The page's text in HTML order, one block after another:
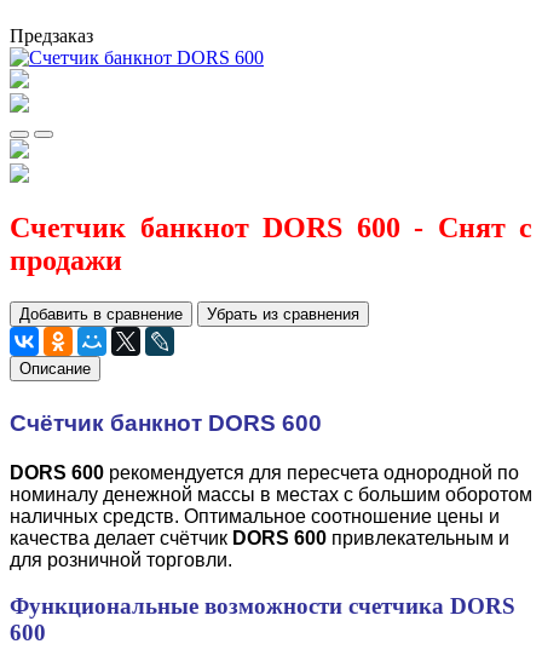
Предзаказ
Счетчик банкнот DORS 600 - Снят с
продажи
Добавить в сравнение Убрать из сравнения
Описание
Счётчик банкнот DORS 600
DORS 600 рекомендуется для пересчета однородной по
номиналу денежной массы в местах с большим оборотом
наличных средств. Оптимальное соотношение цены и
качества делает счётчик DORS 600 привлекательным и
для розничной торговли.
Функциональные возможности счетчика DORS
600